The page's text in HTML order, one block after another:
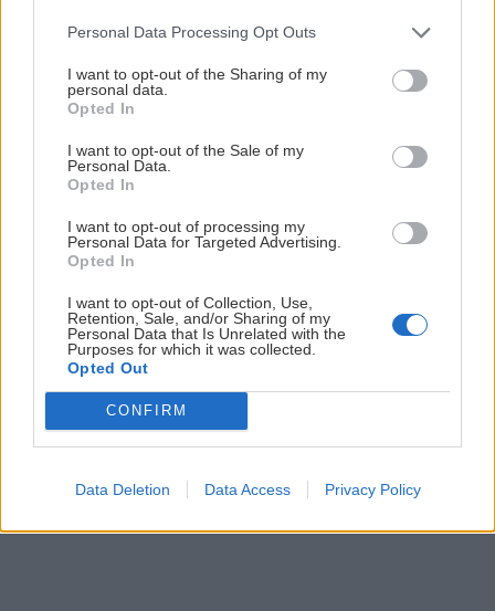
Personal Data Processing Opt Outs
I want to opt-out of the Sharing of my
personal data.
Opted In
I want to opt-out of the Sale of my
Personal Data.
Opted In
I want to opt-out of processing my
Personal Data for Targeted Advertising.
Opted In
I want to opt-out of Collection, Use,
Retention, Sale, and/or Sharing of my
Personal Data that Is Unrelated with the
Purposes for which it was collected.
Opted Out
CONFIRM
Data Deletion Data Access Privacy Policy
Ako začať so skialpom 3: Tipy na túry pre
začiatočníkov
Jaro 6. decembra 2022